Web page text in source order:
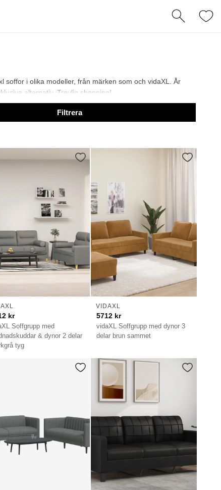
soffor i olika modeller, från märken som och vidaXL. År
alternativ. Trevlig shopping!
Filtrera
Soffgrupp med
& dynor 2 delar
tyg
kr
vidaXL Soffgrupp med dynor 3
delar brun sammet
VIDAXL
5712 kr